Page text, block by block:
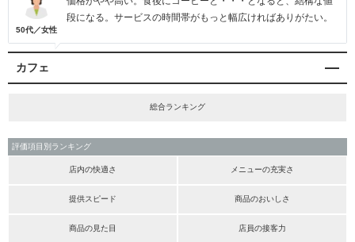
50代／女性
段になる。サービスの時間帯がもっと幅広ければありがたい。
カフェ
総合ランキング
評価項目別ランキング
店内の快適さ メニューの充実さ
提供スピード 商品のおいしさ
商品の見た目 店員の接客力